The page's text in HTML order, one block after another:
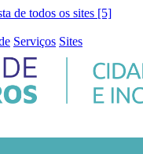
de todos os sites [5]
Serviços Sites